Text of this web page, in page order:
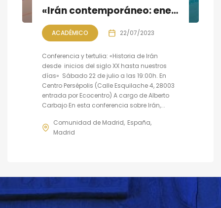
«Irán contemporáneo: energía y geoestrategia»; conferencia y tertulia
ACADÉMICO 22/07/2023
Conferencia y tertulia: «Historia de Irán
desde inicios del siglo XX hasta nuestros
días» Sábado 22 de julio a las 19:00h. En
Centro Persépolis (Calle Esquilache 4, 28003
entrada por Ecocentro) A cargo de Alberto
Carbajo En esta conferencia sobre Irán,...
Comunidad de Madrid España
Madrid